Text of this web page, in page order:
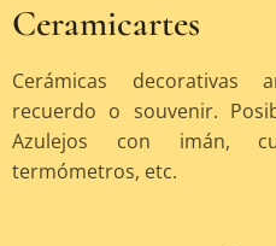
Ceramicartes
Cerámicas decorativas
recuerdo o souvenir.
Azulejos con imán,
termómetros, etc.